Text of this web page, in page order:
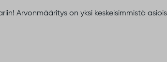
Arvonmääritys on yksi keskeisimmistä